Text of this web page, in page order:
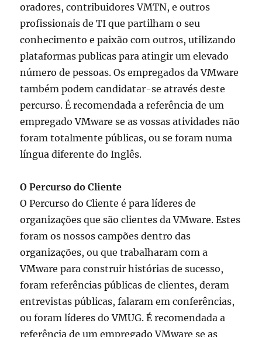
oradores, contribuidores VMTN, e outros
profissionais de TI que partilham o seu
conhecimento e paixão com outros, utilizando
plataformas publicas para atingir um elevado
número de pessoas. Os empregados da VMware
também podem candidatar-se através deste
percurso. É recomendada a referência de um
empregado VMware se as vossas atividades não
foram totalmente públicas, ou se foram numa
língua diferente do Inglês.
O Percurso do Cliente
O Percurso do Cliente é para líderes de
organizações que são clientes da VMware. Estes
foram os nossos campões dentro das
organizações, ou que trabalharam com a
VMware para construir histórias de sucesso,
foram referências públicas de clientes, deram
entrevistas públicas, falaram em conferências,
ou foram líderes do VMUG. É recomendada a
referência de um empregado VMware se as